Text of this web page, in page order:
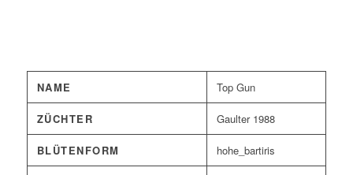
NAME Top Gun
ZÜCHTER Gaulter 1988
BLÜTENFORM hohe_bartiris